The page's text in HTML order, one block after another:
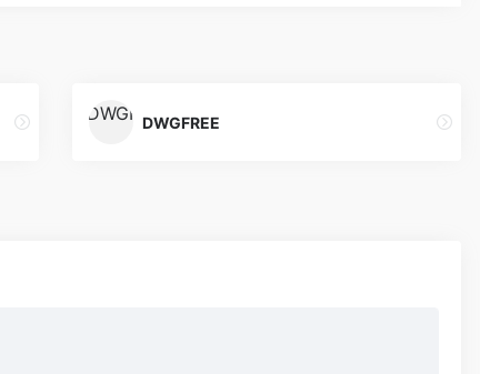
DWGFREE